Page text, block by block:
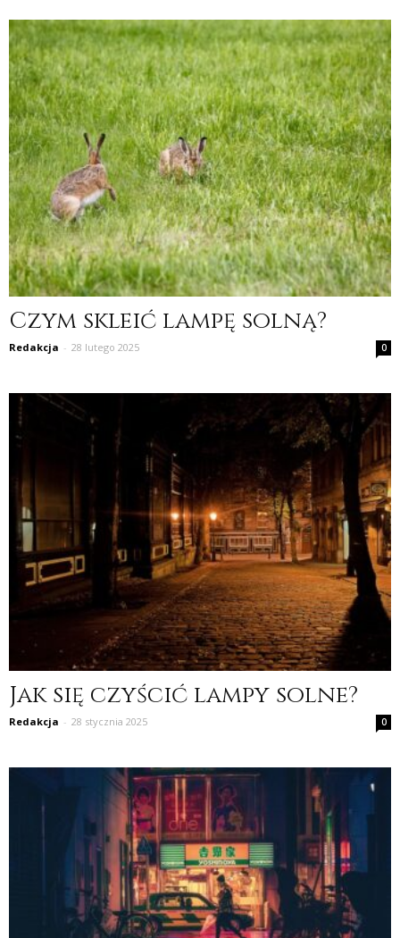
Czym skleić lampę solną?
Redakcja - 28 lutego 2025 0
Jak się czyścić lampy solne?
Redakcja - 28 stycznia 2025 0